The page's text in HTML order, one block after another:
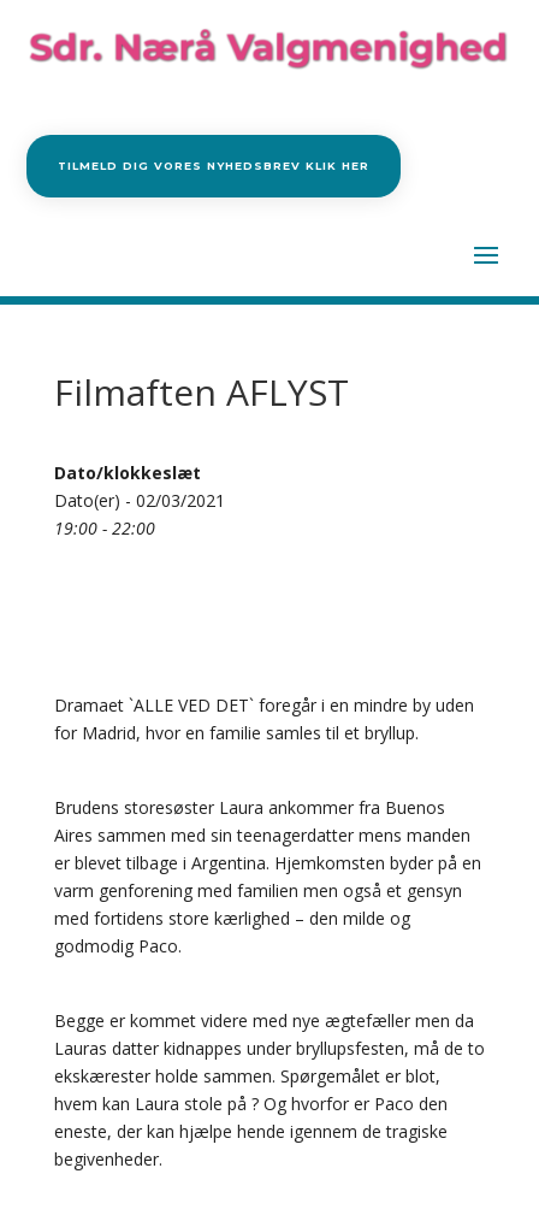
TILMELD DIG VORES NYHEDSBREV KLIK HER
Filmaften AFLYST
Dato/klokkeslæt
Dato(er) - 02/03/2021
19:00 - 22:00
Dramaet `ALLE VED DET` foregår i en mindre by uden
for Madrid, hvor en familie samles til et bryllup.
Brudens storesøster Laura ankommer fra Buenos
Aires sammen med sin teenagerdatter mens manden
er blevet tilbage i Argentina. Hjemkomsten byder på en
varm genforening med familien men også et gensyn
med fortidens store kærlighed – den milde og
godmodig Paco.
Begge er kommet videre med nye ægtefæller men da
Lauras datter kidnappes under bryllupsfesten, må de to
ekskærester holde sammen. Spørgemålet er blot,
hvem kan Laura stole på ? Og hvorfor er Paco den
eneste, der kan hjælpe hende igennem de tragiske
begivenheder.